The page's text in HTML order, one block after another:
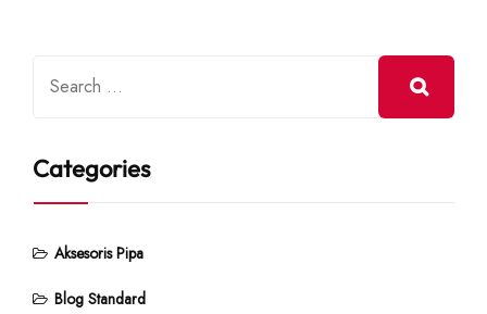
Categories
Aksesoris Pipa
Blog Standard